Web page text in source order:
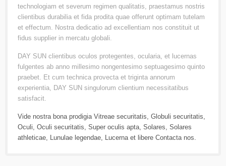
technologiam et severum regimen qualitatis, praestamus nostris
clientibus durabilia et fida prodita quae offerunt optimam tutelam
et effectum. Nostra dedicatio ad excellentiam nos constituit ut
fidus supplier in mercatu globali.
DAY SUN clientibus oculos protegentes, ocularia, et lucernas
fulgentes ab anno millesimo nongentesimo septuagesimo quinto
praebet. Et cum technica provecta et triginta annorum
experientia, DAY SUN singulorum clientium necessitatibus
satisfacit.
Vide nostra bona prodigia Vitreae securitatis, Globuli securitatis,
Oculi, Oculi securitatis, Super oculis apta, Solares, Solares
athleticae, Lunulae legendae, Lucernaet libere Contacta nos.